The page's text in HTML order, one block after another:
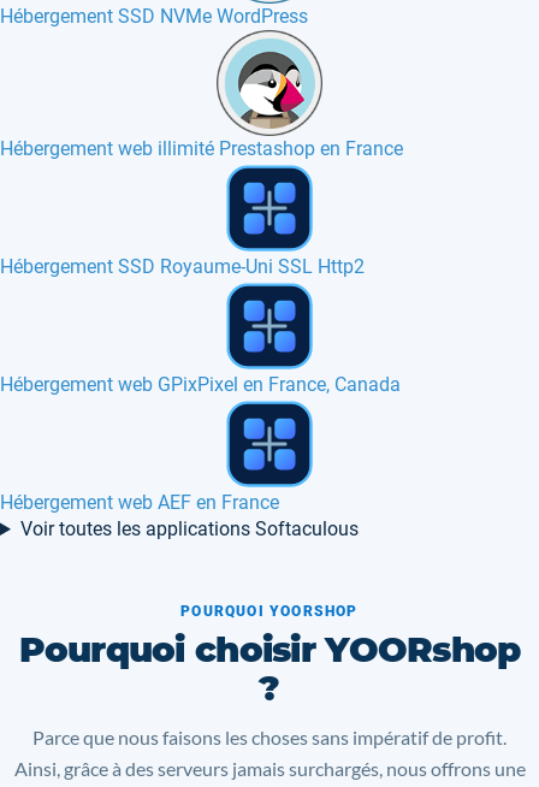
Hébergement SSD NVMe WordPress
Hébergement web illimité Prestashop en France
Hébergement web WebAsyst en France
Hébergement web Help Center Live en France
Hébergement web Dokeos en France, Canada
Voir toutes les applications Softaculous
POURQUOI YOORSHOP
Pourquoi choisir YOORshop
?
Parce que nous faisons les choses sans impératif de profit.
Ainsi, grâce à des serveurs jamais surchargés, nous offrons une